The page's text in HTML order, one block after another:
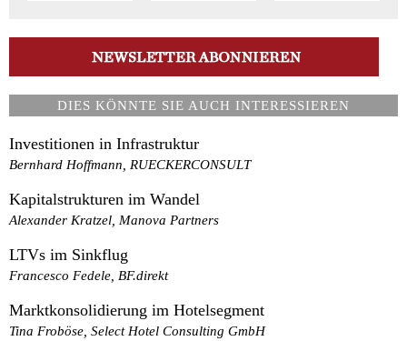
DIES KÖNNTE SIE AUCH INTERESSIEREN
Investitionen in Infrastruktur
Bernhard Hoffmann, RUECKERCONSULT
Kapitalstrukturen im Wandel
Alexander Kratzel, Manova Partners
LTVs im Sinkflug
Francesco Fedele, BF.direkt
Marktkonsolidierung im Hotelsegment
Tina Froböse, Select Hotel Consulting GmbH